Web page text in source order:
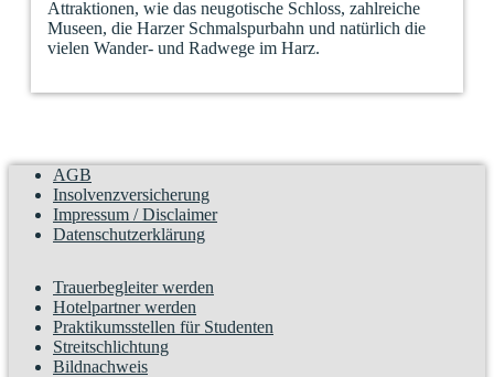
Attraktionen, wie das neugotische Schloss, zahlreiche
Museen, die Harzer Schmalspurbahn und natürlich die
vielen Wander- und Radwege im Harz.
AGB
Insolvenzversicherung
Impressum / Disclaimer
Datenschutzerklärung
Trauerbegleiter werden
Hotelpartner werden
Praktikumsstellen für Studenten
Streitschlichtung
Bildnachweis